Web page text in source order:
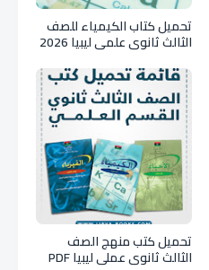
تحميل كتاب الكيمياء للصف
الثالث ثانوي علمي ليبيا 2026
تحميل كتب منهج الصف
الثالث ثانوي عملي ليبيا PDF